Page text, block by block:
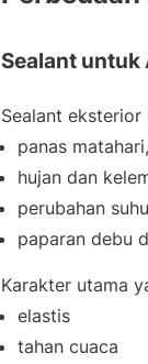
Sealant untuk
Sealant eksterior
panas matahari,
hujan dan
perubahan
paparan debu
Karakter utama
elastis
tahan cuaca